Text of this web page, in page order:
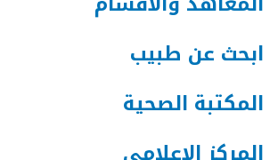
ابحث عن طبيب
المكتبة الصحية